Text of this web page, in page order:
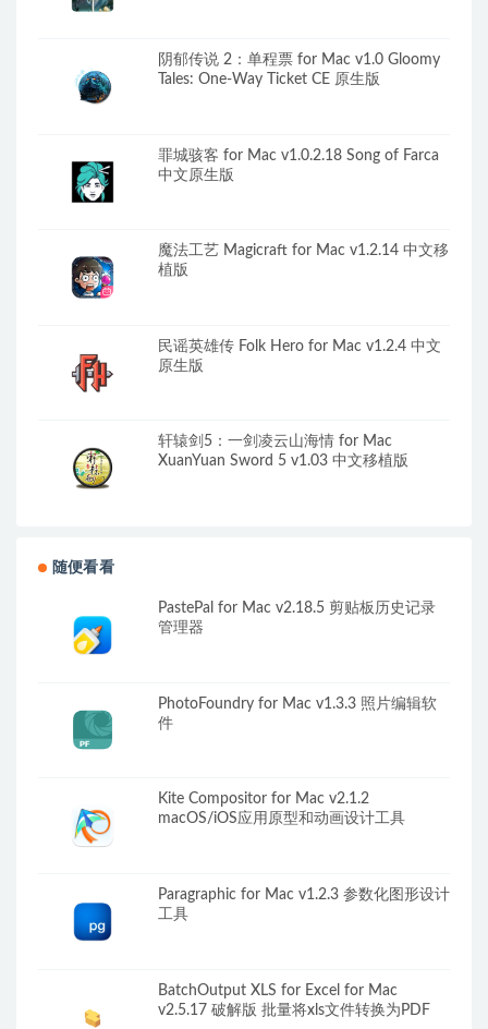
阴郁传说 2：单程票 for Mac v1.0 Gloomy
Tales: One-Way Ticket CE 原生版
罪城骇客 for Mac v1.0.2.18 Song of Farca
中文原生版
魔法工艺 Magicraft for Mac v1.2.14 中文移
植版
民谣英雄传 Folk Hero for Mac v1.2.4 中文
原生版
轩辕剑5：一剑凌云山海情 for Mac
XuanYuan Sword 5 v1.03 中文移植版
随便看看
PastePal for Mac v2.18.5 剪贴板历史记录
管理器
PhotoFoundry for Mac v1.3.3 照片编辑软
件
Kite Compositor for Mac v2.1.2
macOS/iOS应用原型和动画设计工具
Paragraphic for Mac v1.2.3 参数化图形设计
工具
BatchOutput XLS for Excel for Mac
v2.5.17 破解版 批量将xls文件转换为PDF